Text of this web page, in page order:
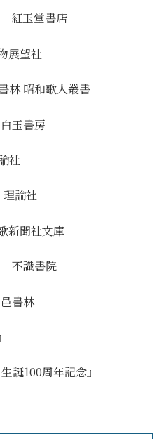
紅玉堂書店
展望社
昭和歌人叢書
玉書房
社
論社
聞社文庫
不識書院
書林
誕100周年記念』